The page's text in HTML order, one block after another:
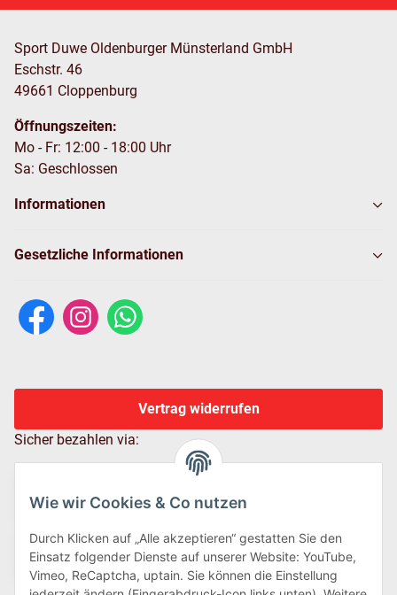
Wie wir Cookies & Co nutzen
Durch Klicken auf „Alle akzeptieren“ gestatten Sie den
Einsatz folgender Dienste auf unserer Website: YouTube,
Vimeo, ReCaptcha, uptain. Sie können die Einstellung
Sport Duwe Oldenburger Münsterland GmbH
Eschstr. 46
49661 Cloppenburg
Öffnungszeiten:
Mo - Fr: 12:00 - 18:00 Uhr
Sa: Geschlossen
Informationen
Gesetzliche Informationen
Vertrag widerrufen
Sicher bezahlen via: